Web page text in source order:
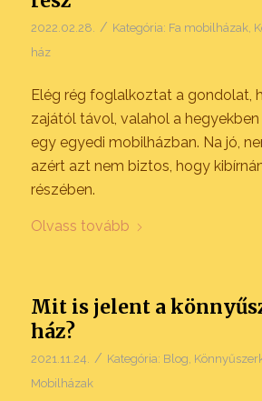
2022.02.28. / Kategória: Fa mobilházak,
ház
Elég rég foglalkoztat a gondolat,
zajától távol, valahol a hegyekben
egy egyedi mobilházban. Na jó,
azért azt nem biztos, hogy
részében.
Olvass tovább
Mit is jelent a
ház?
2021.11.24. / Kategória: Blog
Mobilházak